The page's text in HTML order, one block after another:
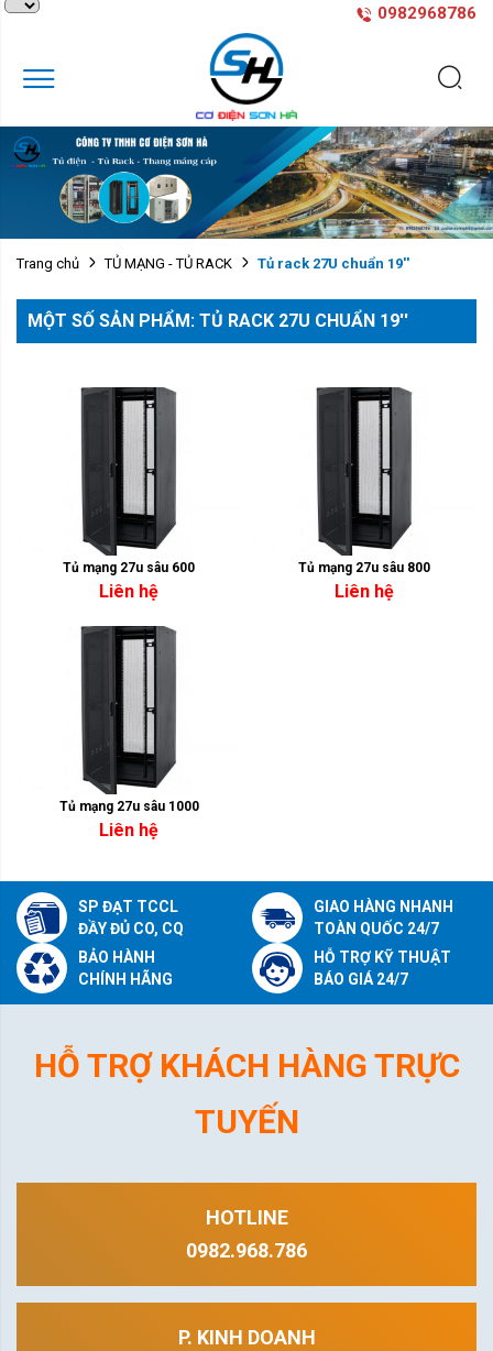
0982968786
Trang chủ TỦ MẠNG - TỦ RACK Tủ rack 27U chuẩn 19''
MỘT SỐ SẢN PHẨM: TỦ RACK 27U CHUẨN 19''
Tủ mạng 27u sâu 600
Liên hệ
Tủ mạng 27u sâu 800
Liên hệ
Tủ mạng 27u sâu 1000
Liên hệ
SP ĐẠT TCCL
ĐẦY ĐỦ CO, CQ
GIAO HÀNG NHANH
TOÀN QUỐC 24/7
BẢO HÀNH
CHÍNH HÃNG
HỖ TRỢ KỸ THUẬT
BÁO GIÁ 24/7
HỖ TRỢ KHÁCH HÀNG TRỰC
TUYẾN
HOTLINE
0982.968.786
P. KINH DOANH